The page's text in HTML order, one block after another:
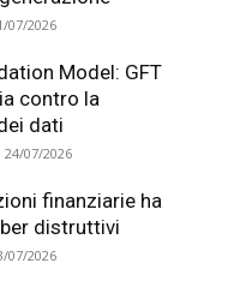
07/2026
Model: GFT
contro la
dati
24/07/2026
finanziarie ha
distruttivi
07/2026